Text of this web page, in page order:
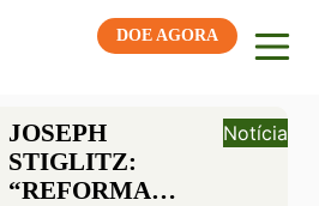
DOE AGORA
JOSEPH
STIGLITZ:
“REFORMA
Notícia